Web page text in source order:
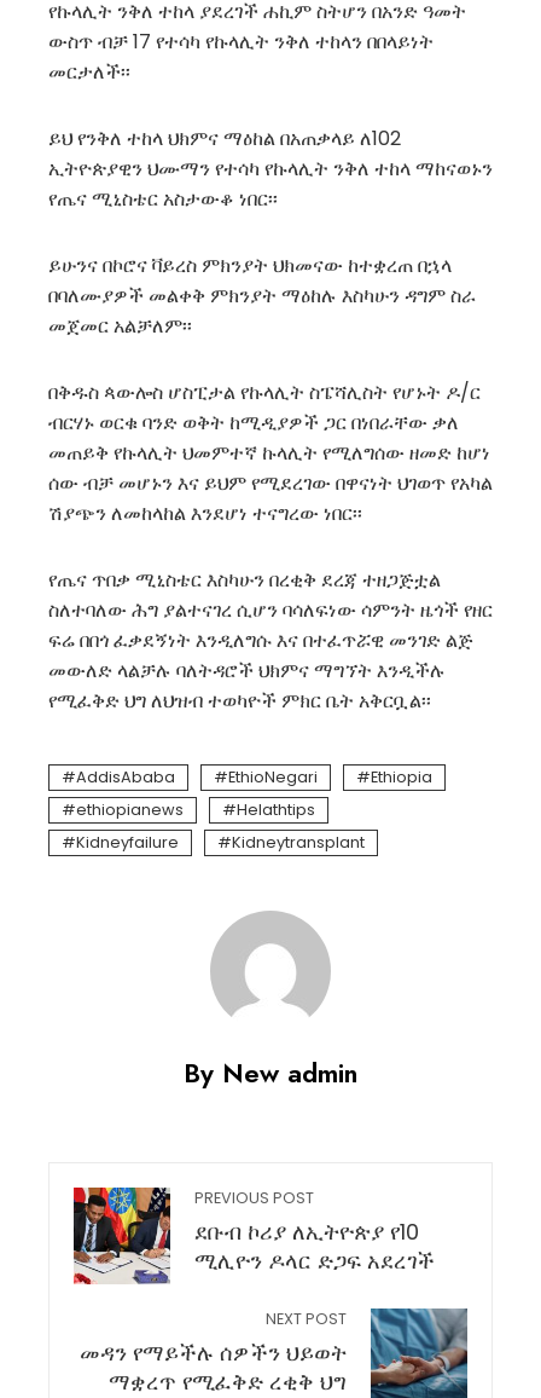
የኩላሊት ንቅለ ተከላ ያደረገች ሐኪም ስትሆን በአንድ ዓመት
ውስጥ ብቻ 17 የተሳካ የኩላሊት ንቅለ ተከላን በበላይነት
መርታለች፡፡
ይህ የንቅለ ተከላ ህክምና ማዕከል በአጠቃላይ ለ102
ኢትዮጵያዊን ህሙማን የተሳካ የኩላሊት ንቅለ ተከላ ማከናወኑን
የጤና ሚኒስቴር አስታውቆ ነበር፡፡
ይሁንና በኮሮና ቫይረስ ምክንያት ህክመናው ከተቋረጠ በኋላ
በባለሙያዎች መልቀቅ ምክንያት ማዕከሉ እስካሁን ዳግም ስራ
መጀመር አልቻለም፡፡
በቅዱስ ጳውሎስ ሆስፒታል የኩላሊት ስፔሻሊስት የሆኑት ዶ/ር
ብርሃኑ ወርቁ ባንድ ወቅት ከሚዲያዎች ጋር በነበራቸው ቃለ
መጠይቅ የኩላሊት ህመምተኛ ኩላሊት የሚለግሰው ዘመድ ከሆነ
ሰው ብቻ መሆኑን እና ይህም የሚደረገው በዋናነት ህገወጥ የአካል
ሽያጭን ለመከላከል እንደሆነ ተናግረው ነበር፡፡
የጤና ጥበቃ ሚኒስቴር እስካሁን በረቂቅ ደረጃ ተዘጋጅቷል
ስለተባለው ሕግ ያልተናገረ ሲሆን ባሳለፍነው ሳምንት ዜጎች የዘር
ፍሬ በበጎ ፈቃደኝነት እንዲለግሱ እና በተፈጥሯዊ መንገድ ልጅ
መውለድ ላልቻሉ ባለትዳሮች ህክምና ማግኘት እንዲችሉ
የሚፈቅድ ህግ ለህዝብ ተወካዮች ምክር ቤት አቅርቧል፡፡
AddisAbaba EthioNegari
Ethiopia
ethiopianews
Helathtips
Kidneyfailure
Kidneytransplant
By New admin
PREVIOUS POST
ደቡብ ኮሪያ ለኢትዮጵያ የ10
ሚሊዮን ዶላር ድጋፍ አደረገች
NEXT POST
መዳን የማይችሉ ሰዎችን ህይወት
ማቋረጥ የሚፈቅድ ረቂቅ ህግ